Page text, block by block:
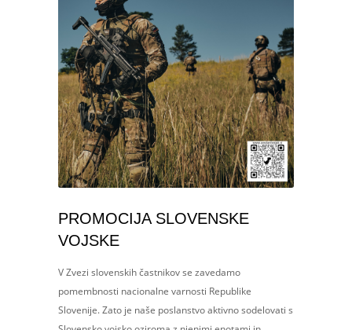
PROMOCIJA SLOVENSKE
VOJSKE
V Zvezi slovenskih častnikov se zavedamo
pomembnosti nacionalne varnosti Republike
Slovenije. Zato je naše poslanstvo aktivno sodelovati s